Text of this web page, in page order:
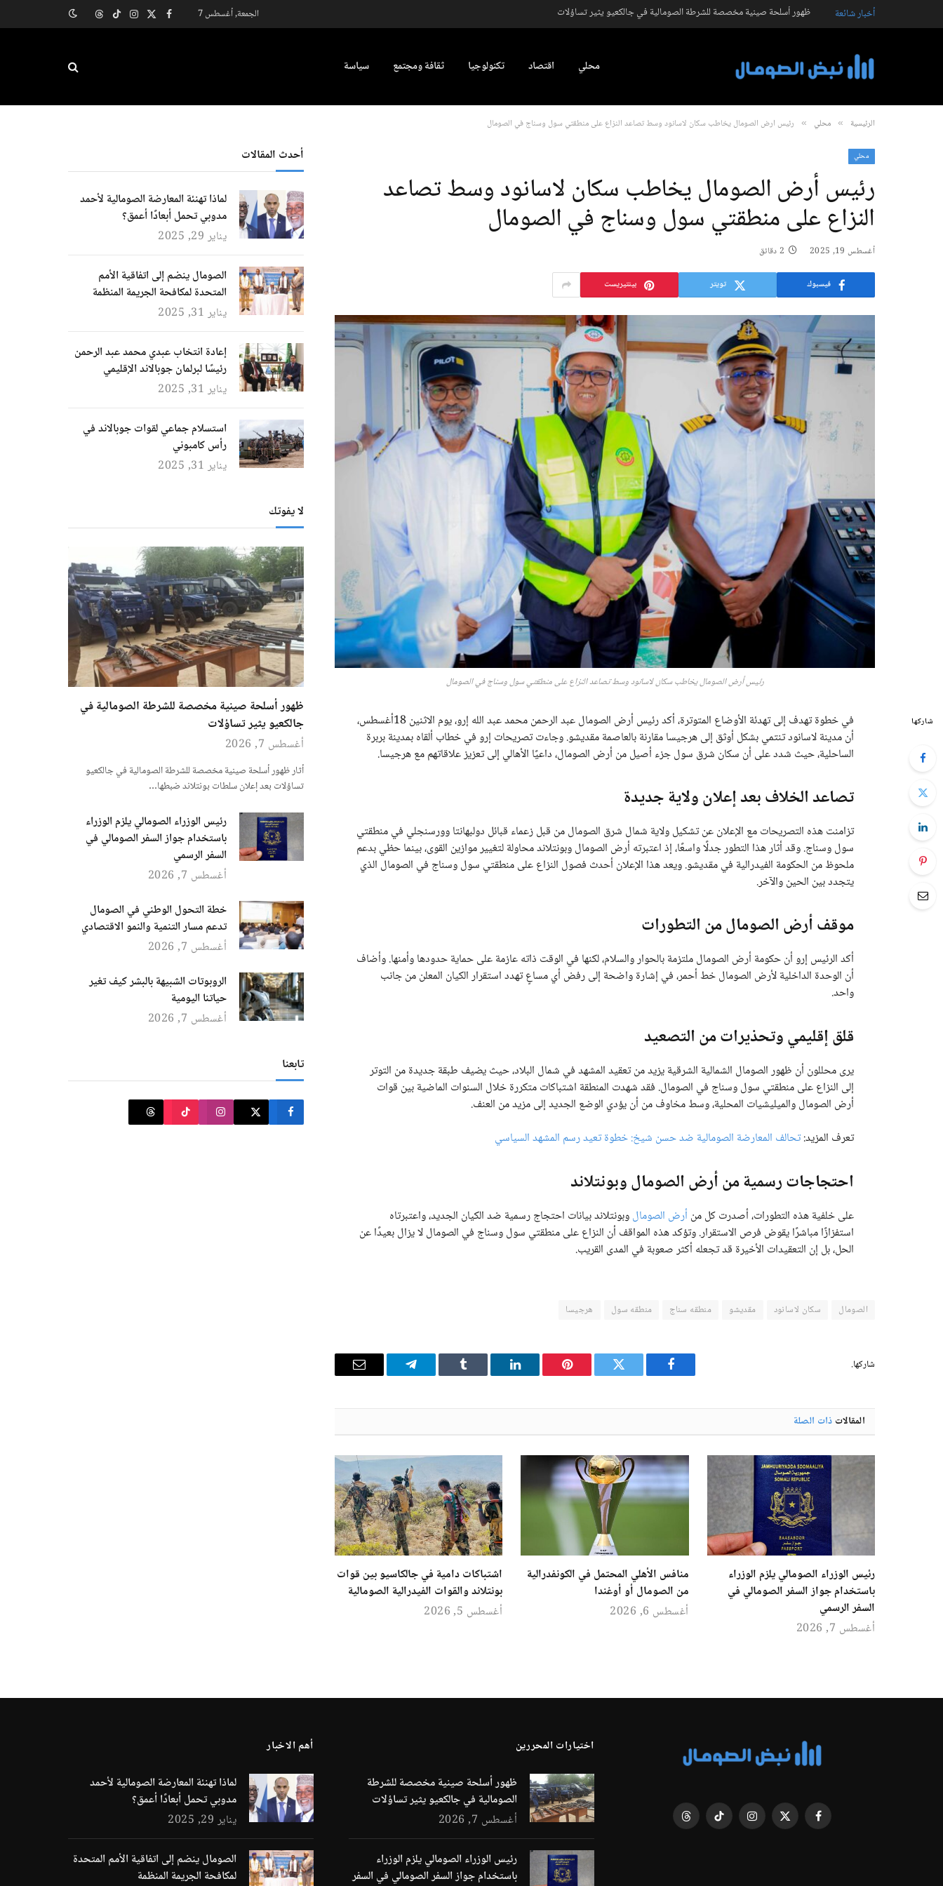
أخبار شائعة ظهور أسلحة صينية مخصصة للشرطة الصومالية في جالكعيو يثير تساؤلات الجمعة, أغسطس 7 فيسبوك
X
الانستغرام
تيكتوكThreads
محلي اقتصاد تكنولوجيا ثقافة ومجتمع سياسة
الرئيسية » محلي » رئيس أرض الصومال يخاطب سكان لاسانود وسط تصاعد النزاع على منطقتي سول وسناج في الصومال
محلي
رئيس أرض الصومال يخاطب سكان لاسانود وسط تصاعد
النزاع على منطقتي سول وسناج في الصومال
أغسطس 19, 2025 2 دقائق
فيسبوك تويتر بينتيريست
رئيس أرض الصومال يخاطب سكان لاسانود وسط تصاعد النزاع على منطقتي سول وسناج في الصومال
شاركها
في خطوة تهدف إلى تهدئة الأوضاع المتوترة، أكد رئيس أرض الصومال عبد الرحمن محمد عبد الله إرو، يوم الاثنين 18أغسطس،
أن مدينة لاسانود تنتمي بشكل أوثق إلى هرجيسا مقارنة بالعاصمة مقديشو. وجاءت تصريحات إرو في خطاب ألقاه بمدينة بربرة
الساحلية، حيث شدد على أن سكان شرق سول جزء أصيل من أرض الصومال، داعيًا الأهالي إلى تعزيز علاقاتهم مع هرجيسا.
تصاعد الخلاف بعد إعلان ولاية جديدة
تزامنت هذه التصريحات مع الإعلان عن تشكيل ولاية شمال شرق الصومال من قبل زعماء قبائل دولبهانتا وورسنجلي في منطقتي
سول وسناج. وقد أثار هذا التطور جدلًا واسعًا، إذ اعتبرته أرض الصومال وبونتلاند محاولة لتغيير موازين القوى، بينما حظي بدعم
ملحوظ من الحكومة الفيدرالية في مقديشو. ويعد هذا الإعلان أحدث فصول النزاع على منطقتي سول وسناج في الصومال الذي
يتجدد بين الحين والآخر.
موقف أرض الصومال من التطورات
أكد الرئيس إرو أن حكومة أرض الصومال ملتزمة بالحوار والسلام، لكنها في الوقت ذاته عازمة على حماية حدودها وأمنها. وأضاف
أن الوحدة الداخلية لأرض الصومال خط أحمر، في إشارة واضحة إلى رفض أي مساعٍ تهدد استقرار الكيان المعلن من جانب
واحد.
قلق إقليمي وتحذيرات من التصعيد
يرى محللون أن ظهور الصومال الشمالية الشرقية يزيد من تعقيد المشهد في شمال البلاد، حيث يضيف طبقة جديدة من التوتر
إلى النزاع على منطقتي سول وسناج في الصومال. فقد شهدت المنطقة اشتباكات متكررة خلال السنوات الماضية بين قوات
أرض الصومال والميليشيات المحلية، وسط مخاوف من أن يؤدي الوضع الجديد إلى مزيد من العنف.
تعرف المزيد:تحالف المعارضة الصومالية ضد حسن شيخ: خطوة تعيد رسم المشهد السياسي
احتجاجات رسمية من أرض الصومال وبونتلاند
على خلفية هذه التطورات، أصدرت كل من أرض الصومالوبونتلاند بيانات احتجاج رسمية ضد الكيان الجديد، واعتبرتاه
استفزازًا مباشرًا يقوض فرص الاستقرار. وتؤكد هذه المواقف أن النزاع على منطقتي سول وسناج في الصومال لا يزال بعيدًا عن
الحل، بل إن التعقيدات الأخيرة قد تجعله أكثر صعوبة في المدى القريب.
الصومال سكان لاسانود مقديشو منطقه سناج منطقه سول هرجيسا
شاركها.
فيسبوك تويتر بينتيريستلينكدإن Tumblr تيلقرام
البريد
المقالات ذات الصلة
رئيس الوزراء الصومالي يلزم الوزراء
باستخدام جواز السفر الصومالي في
السفر الرسمي
أغسطس 7, 2026
منافس الأهلي المحتمل في الكونفدرالية
من الصومال أو أوغندا
أغسطس 6, 2026
اشتباكات دامية في جالكاسيو بين قوات
بونتلاند والقوات الفيدرالية الصومالية
أغسطس 5, 2026
أحدث المقالات
لماذا تهنئة المعارضة الصومالية لأحمد
مدوبي تحمل أبعادًا أعمق؟
يناير 29, 2025
الصومال ينضم إلى اتفاقية الأمم
المتحدة لمكافحة الجريمة المنظمة
يناير 31, 2025
إعادة انتخاب عبدي محمد عبد الرحمن
رئيسًا لبرلمان جوبالاند الإقليمي
يناير 31, 2025
استسلام جماعي لقوات جوبالاند في
رأس كامبوني
يناير 31, 2025
لا يفوتك
ظهور أسلحة صينية مخصصة للشرطة الصومالية في
جالكعيو يثير تساؤلات
أغسطس 7, 2026
أثار ظهور أسلحة صينية مخصصة للشرطة الصومالية في جالكعيو
تساؤلات بعد إعلان سلطات بونتلاند ضبطها…
رئيس الوزراء الصومالي يلزم الوزراء
باستخدام جواز السفر الصومالي في
السفر الرسمي
أغسطس 7, 2026
خطة التحول الوطني في الصومال
تدعم مسار التنمية والنمو الاقتصادي
أغسطس 7, 2026
الروبوتات الشبيهة بالبشر كيف تغير
حياتنا اليومية
أغسطس 7, 2026
تابعنا
فيسبوك X
الانستغرامتيكتوك Threads
اختيارات المحررين
ظهور أسلحة صينية مخصصة للشرطة
الصومالية في جالكعيو يثير تساؤلات
أغسطس 7, 2026
رئيس الوزراء الصومالي يلزم الوزراء
باستخدام جواز السفر الصومالي في السفر
أهم الاخبار
لماذا تهنئة المعارضة الصومالية لأحمد
مدوبي تحمل أبعادًا أعمق؟
يناير 29, 2025
الصومال ينضم إلى اتفاقية الأمم المتحدة
لمكافحة الجريمة المنظمة